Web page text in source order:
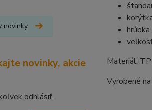
novinky
novinky, akcie
odhlásiť.
Materiál:
Vyrobené